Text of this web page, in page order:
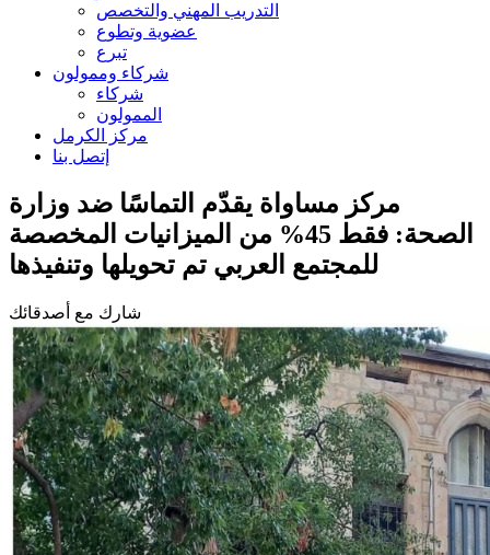
التدريب المهني والتخصص
عضوية وتطوع
تبرع
شركاء وممولون
شركاء
الممولون
مركز الكرمل
إتصل بنا
مركز مساواة يقدّم التماسًا ضد وزارة
الصحة: فقط 45% من الميزانيات المخصصة
للمجتمع العربي تم تحويلها وتنفيذها
شارك مع أصدقائك